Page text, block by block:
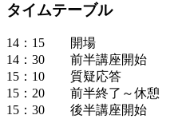
タイムテーブル
14：15 開場
14：30 前半講座開始
15：10 質疑応答
15：20 前半終了～休憩
15：30 後半講座開始